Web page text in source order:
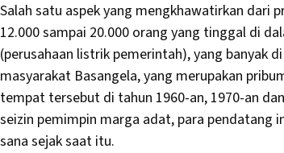
Salah satu aspek yang mengkhawatirkan dari
12.000 sampai 20.000 orang yang tinggal di
(perusahaan listrik pemerintah), yang banyak
masyarakat Basangela, yang merupakan
tempat tersebut di tahun 1960-an, 1970-an
seizin pemimpin marga adat, para pendatang
sana sejak saat itu.